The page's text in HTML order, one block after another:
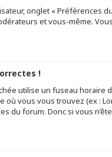
onglet « Préférences
et vous-même.
!
utilise un fuseau horaire
où vous vous trouvez (ex :
du forum. Donc si vous